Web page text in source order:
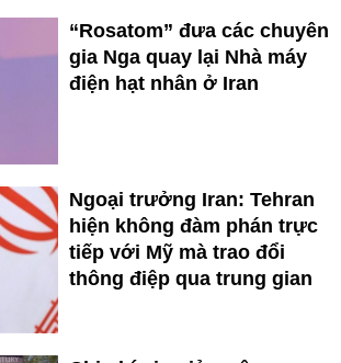
“Rosatom” đưa các chuyên
gia Nga quay lại Nhà máy
điện hạt nhân ở Iran
Ngoại trưởng Iran: Tehran
hiện không đàm phán trực
tiếp với Mỹ mà trao đổi
thông điệp qua trung gian